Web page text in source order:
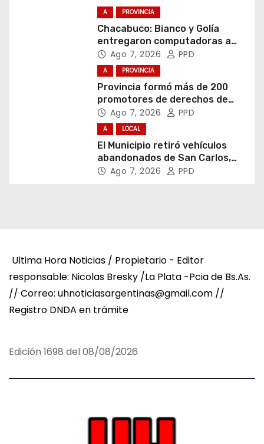
A PROVINCIA
Chacabuco: Bianco y Golía
entregaron computadoras a
estudiantes
Ago 7, 2026 PPD
A PROVINCIA
Provincia formó más de 200
promotores de derechos de
niñas, niños y adolescentes
Ago 7, 2026 PPD
A LOCAL
El Municipio retiró vehículos
abandonados de San Carlos,
Olmos y el casco urbano
Ago 7, 2026 PPD
Ultima Hora Noticias / Propietario - Editor
responsable: Nicolas Bresky /La Plata -Pcia de Bs.As.
// Correo: uhnoticiasargentinas@gmail.com //
Registro DNDA en trámite
Edición 1698 del 08/08/2026